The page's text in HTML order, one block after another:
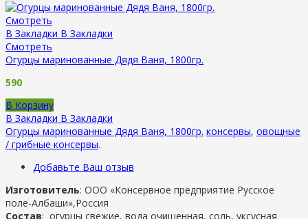
Смотреть
В Закладки В Закладки
Смотреть
Огурцы маринованные Дядя Ваня, 1800гр.
590
В Корзину
В Закладки В Закладки
Огурцы маринованные Дядя Ваня, 1800гр. консервы, овощные
/ грибные консервы.
Добавьте Ваш отзыв
Изготовитель: ООО «Консервное предприятие Русское
поле-Албаши»,Россия
Состав: огурцы свежие, вода очищенная, соль, уксусная